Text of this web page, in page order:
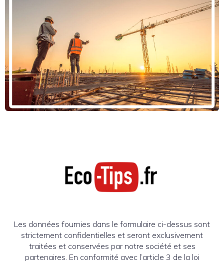
Les données fournies dans le formulaire ci-dessus sont
strictement confidentielles et seront exclusivement
traitées et conservées par notre société et ses
partenaires. En conformité avec l’article 3 de la loi